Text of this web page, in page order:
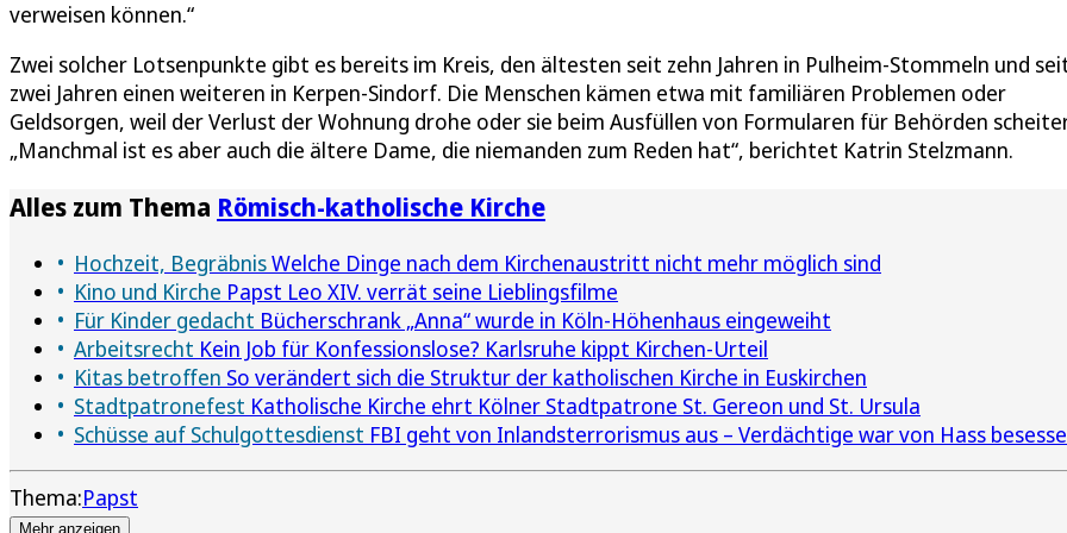
verweisen können.“
Zwei solcher Lotsenpunkte gibt es bereits im Kreis, den ältesten seit zehn Jahren in Pulheim-Stommeln und
zwei Jahren einen weiteren in Kerpen-Sindorf. Die Menschen kämen etwa mit familiären Problemen oder
Geldsorgen, weil der Verlust der Wohnung drohe oder sie beim Ausfüllen von Formularen für Behörden
„Manchmal ist es aber auch die ältere Dame, die niemanden zum Reden hat“, berichtet Katrin Stelzmann.
Alles zum Thema Römisch-katholische Kirche
Hochzeit, BegräbnisWelche Dinge nach dem Kirchenaustritt nicht mehr möglich sind
Kino und Kirche Papst Leo XIV. verrät seine Lieblingsfilme
Für Kinder gedacht Bücherschrank „Anna“ wurde in Köln-Höhenhaus eingeweiht
Arbeitsrecht Kein Job für Konfessionslose? Karlsruhe kippt Kirchen-Urteil
Kitas betroffen So verändert sich die Struktur der katholischen Kirche in Euskirchen
Stadtpatronefest Katholische Kirche ehrt Kölner Stadtpatrone St. Gereon und St. Ursula
Schüsse auf Schulgottesdienst FBI geht von Inlandsterrorismus aus – Verdächtige war von Hass
Thema:Papst
Mehr anzeigen